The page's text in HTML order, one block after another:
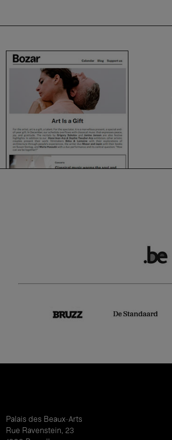
Palais des Beaux-Arts
Rue Ravenstein, 23